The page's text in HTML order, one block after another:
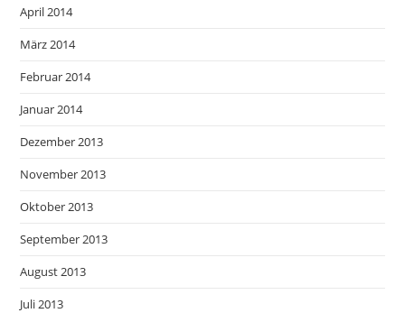
April 2014
März 2014
Februar 2014
Januar 2014
Dezember 2013
November 2013
Oktober 2013
September 2013
August 2013
Juli 2013